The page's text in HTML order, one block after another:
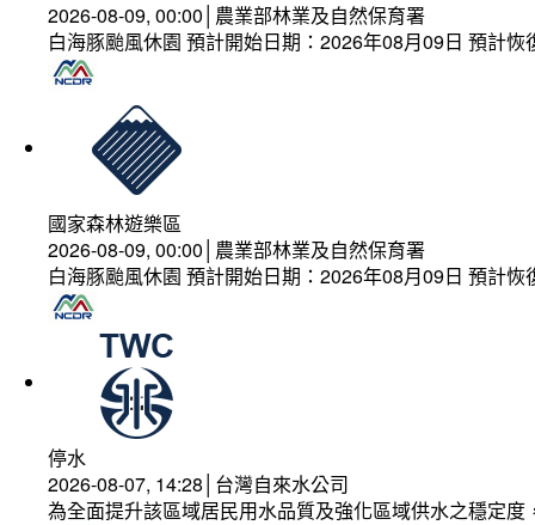
2026-08-09, 00:00│農業部林業及自然保育署
白海豚颱風休園 預計開始日期：2026年08月09日 預計
國家森林遊樂區
2026-08-09, 00:00│農業部林業及自然保育署
白海豚颱風休園 預計開始日期：2026年08月09日 預計
停水
2026-08-07, 14:28│台灣自來水公司
為全面提升該區域居民用水品質及強化區域供水之穩定